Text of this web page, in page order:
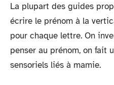
La plupart des guides
écrire le prénom à la
pour chaque lettre. On
penser au prénom, on fait
sensoriels liés à mamie.